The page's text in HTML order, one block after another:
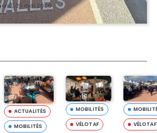
25 mai 2026
ACTUALITÉS
MOBILITÉS
MOBILITÉS
VÉLOTAF
VÉLOTAF